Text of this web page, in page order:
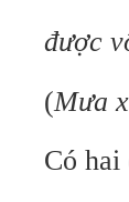
được
(Mưa
Có